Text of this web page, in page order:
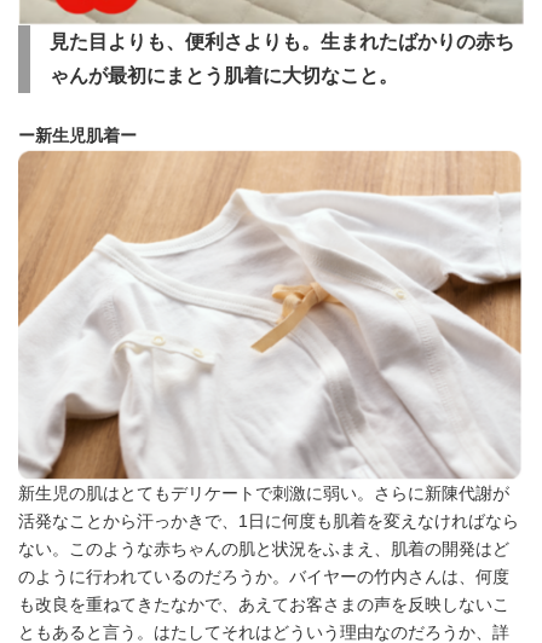
見た目よりも、便利さよりも。生まれたばかりの赤ち
ゃんが最初にまとう肌着に大切なこと。
ー新生児肌着ー
新生児の肌はとてもデリケートで刺激に弱い。さらに新陳代謝が
活発なことから汗っかきで、1日に何度も肌着を変えなければなら
ない。このような赤ちゃんの肌と状況をふまえ、肌着の開発はど
のように行われているのだろうか。バイヤーの竹内さんは、何度
も改良を重ねてきたなかで、あえてお客さまの声を反映しないこ
ともあると言う。はたしてそれはどういう理由なのだろうか、詳